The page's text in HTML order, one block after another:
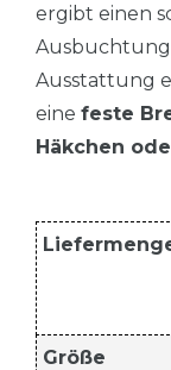
ergibt einen
Ausbuchtung
Ausstattung
eine feste
Häkchen
Größe